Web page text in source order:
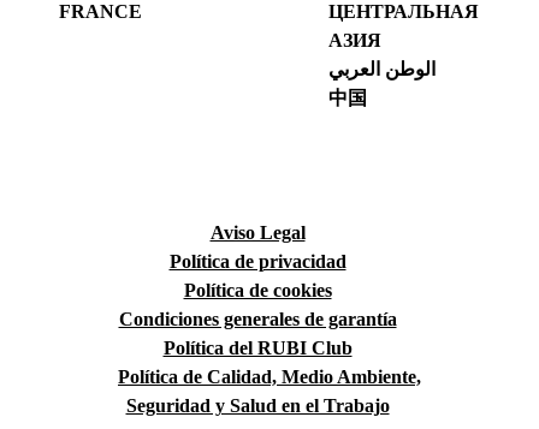
FRANCE
ЦЕНТРАЛЬНАЯ
АЗИЯ
الوطن العربي
中国
Aviso Legal
Política de privacidad
Política de cookies
Condiciones generales de garantía
Política del RUBI Club
Política de Calidad, Medio Ambiente,
Seguridad y Salud en el Trabajo